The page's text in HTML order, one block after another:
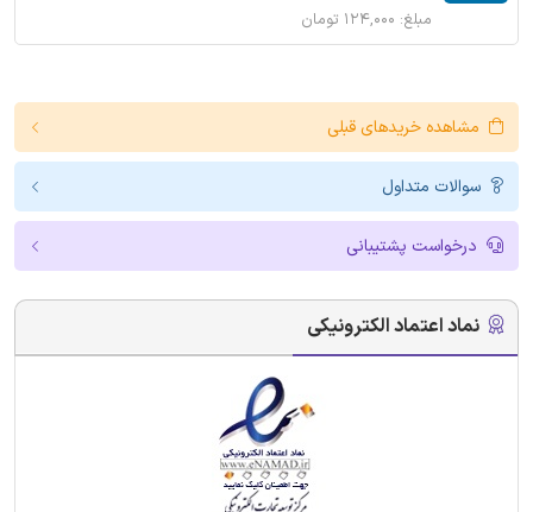
مبلغ: ۱۲۴,۰۰۰ تومان
مشاهده خریدهای قبلی
سوالات متداول
درخواست پشتیبانی
نماد اعتماد الکترونیکی